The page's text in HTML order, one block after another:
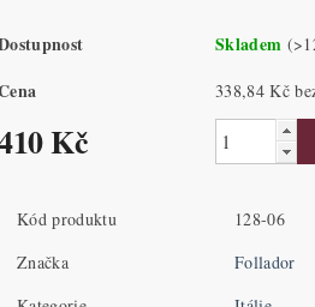
Skladem
Kč
Kód produktu
128-06
Značka
Follador